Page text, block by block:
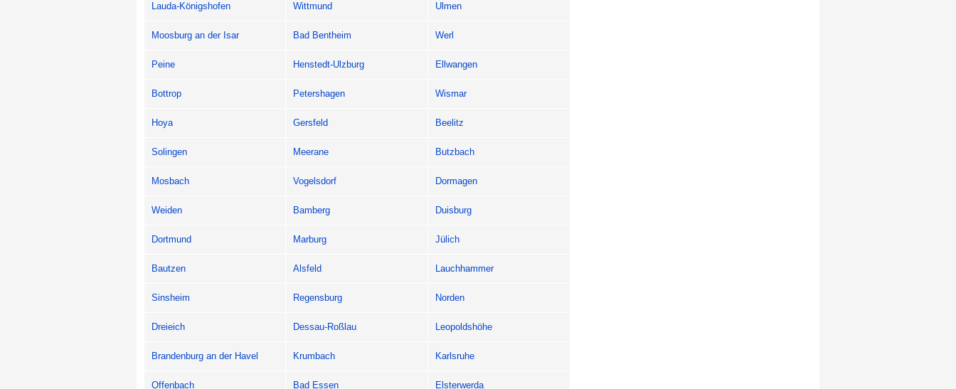
Lauda-Königshofen Wittmund Ulmen
Moosburg an der Isar Bad Bentheim Werl
Peine Henstedt-Ulzburg Ellwangen
Bottrop Petershagen Wismar
Hoya Gersfeld Beelitz
Solingen Meerane Butzbach
Mosbach Vogelsdorf Dormagen
Weiden Bamberg Duisburg
Dortmund Marburg Jülich
Bautzen Alsfeld Lauchhammer
Sinsheim Regensburg Norden
Dreieich Dessau-Roßlau Leopoldshöhe
Brandenburg an der Havel Krumbach Karlsruhe
Offenbach Bad Essen Elsterwerda